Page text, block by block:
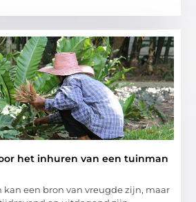
het inhuren van een tuinman
een bron van vreugde zijn, maar